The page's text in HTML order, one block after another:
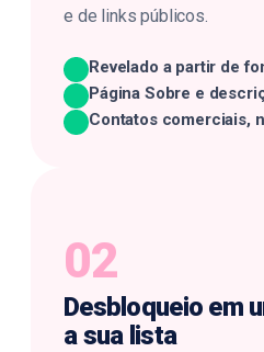
e de links públicos.
Revelado a partir de
Página Sobre e
Contatos comerciais,
02
Desbloqueio em
a sua lista